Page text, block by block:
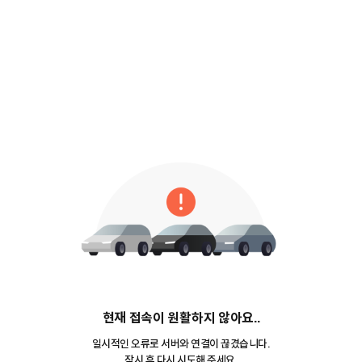
현재 접속이 원활하지 않아요..
일시적인 오류로 서버와 연결이 끊겼습니다.